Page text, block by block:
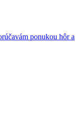
ponukou hôr a